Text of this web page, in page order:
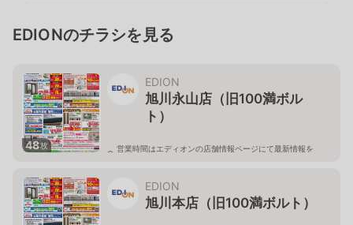
EDIONのチラシを見る
48枚
EDION
旭川永山店（旧100満ボル
ト）
営業時間はエディオンの店舗情報ページにて最新情報を
EDION
旭川本店（旧100満ボルト）